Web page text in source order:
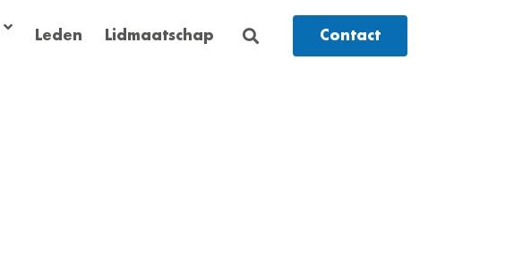
Leden Lidmaatschap Contact